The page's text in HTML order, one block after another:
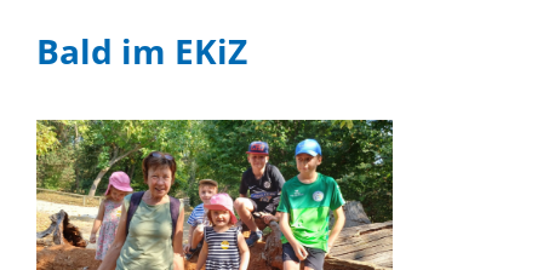
Bald im EKiZ